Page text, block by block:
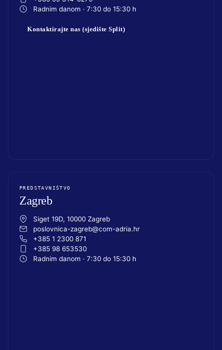
Radnim danom · 7:30 do 15:30 h
Kontaktirajte nas (sjedište Split)
PREDSTAVNIŠTVO
Zagreb
Siget 19D, 10000 Zagreb
poslovnica-zagreb@com-adria.hr
+385 1 2300 871
+385 98 653530
Radnim danom · 7:30 do 15:30 h